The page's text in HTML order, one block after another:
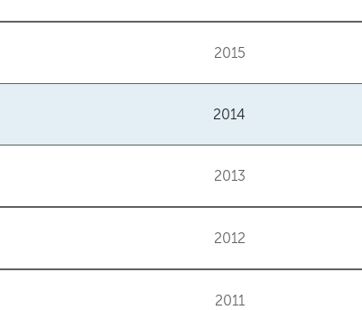
2015
2014
2013
2012
2011